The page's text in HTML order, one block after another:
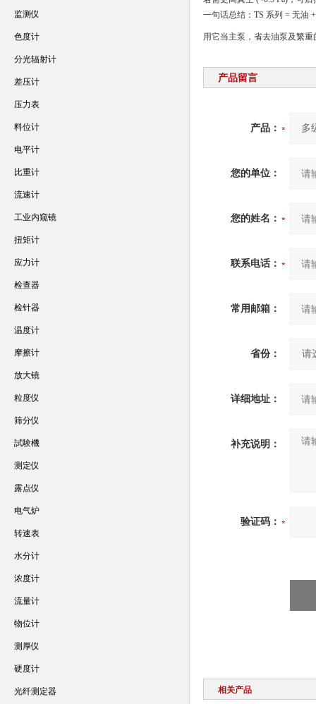
一句话总结：TS 系列 = 无油
用它当主泵，省去油泵及繁重
产品留言
产品：
您的单位：
您的姓名：
联系电话：
常用邮箱：
省份：
详细地址：
补充说明：
验证码：
相关产品
监测仪
色度计
分光辐射计
差压计
压力表
料位计
电平计
比重计
流速计
工业内窥镜
扭矩计
应力计
检查器
检针器
温度计
摩擦计
放大镜
粒度仪
筛分仪
試験機
测定仪
露点仪
电气炉
转速表
水分计
浓度计
流量计
物位计
测厚仪
硬度计
光纤测定器